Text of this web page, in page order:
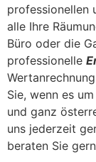
professionellen
alle Ihre
Büro oder die
professionelle
Sie, wenn es
und ganz
uns jederzeit
beraten Sie